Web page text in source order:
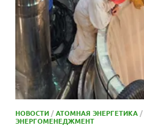
НОВОСТИ/АТОМНАЯ ЭНЕРГЕТИКА/
ЭНЕРГОМЕНЕДЖМЕНТ